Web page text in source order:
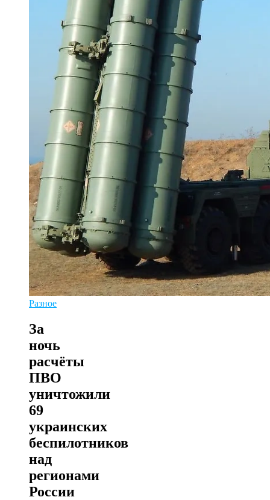
Разное
За
ночь
расчёты
ПВО
уничтожили
69
украинских
беспилотников
над
регионами
России